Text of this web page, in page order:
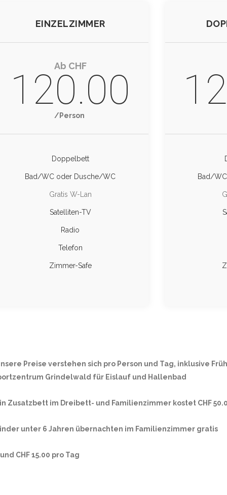
EINZELZIMMER
Ab CHF
120.00
/Person
Doppelbett
Bad/WC oder Dusche/WC
Gratis W-Lan
Satelliten-TV
Radio
Telefon
Zimmer-Safe
Bad/
Preise verstehen sich pro Person und Tag, inklusive
Grindelwald für Eislauf und Hallenbad
Zusatzbett im Dreibett- und Familienzimmer kostet CHF
unter 6 Jahren übernachten im Familienzimmer gratis
CHF 15.00 pro Tag